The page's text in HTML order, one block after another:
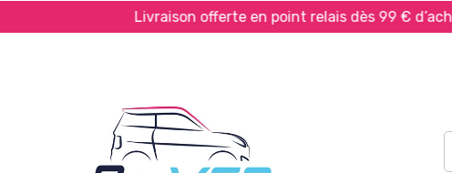
Livraison offerte en point relais dès 99 € d’achat*